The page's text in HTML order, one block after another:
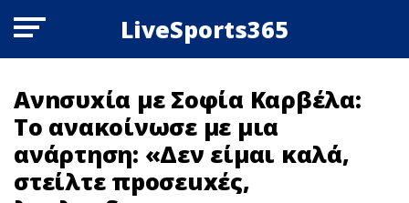
LiveSports365
Ανnσυxία με Σοφία Καρβέλα:
Το ανακοίνωσε με μια
ανάρτηση: «Δεν είμαι καλά,
στείλτε πpoσεuxές,